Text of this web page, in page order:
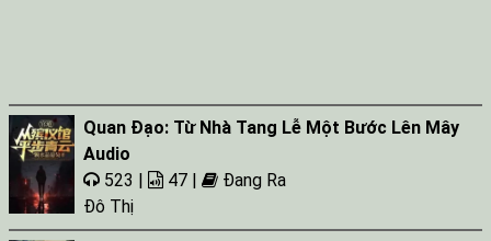
Quan Đạo: Từ Nhà Tang Lễ Một Bước Lên Mây
Audio
523 |
47 |
Đang Ra
Đô Thị